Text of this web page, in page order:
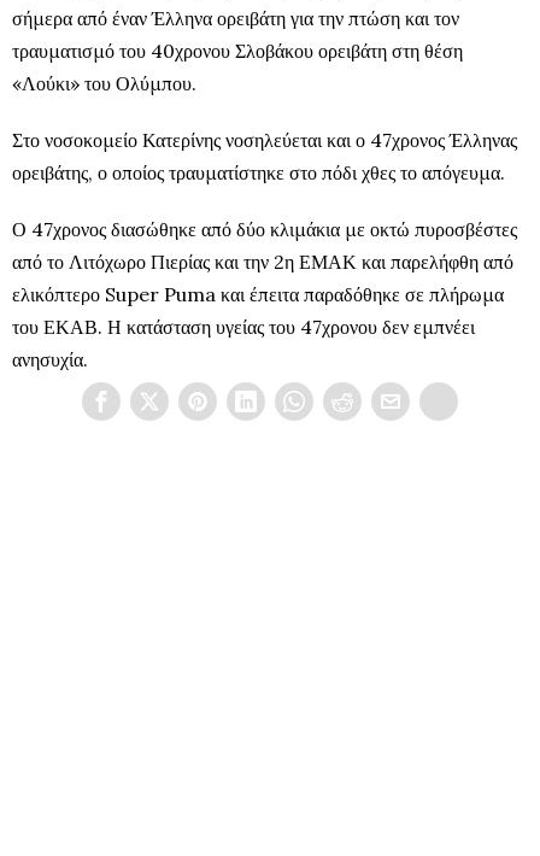
σήμερα από έναν Έλληνα ορειβάτη για την πτώση και τον
τραυματισμό του 40χρονου Σλοβάκου ορειβάτη στη θέση
«Λούκι» του Ολύμπου.
Στο νοσοκομείο Κατερίνης νοσηλεύεται και ο 47χρονος Έλληνας
ορειβάτης, ο οποίος τραυματίστηκε στο πόδι χθες το απόγευμα.
Ο 47χρονος διασώθηκε από δύο κλιμάκια με οκτώ πυροσβέστες
από το Λιτόχωρο Πιερίας και την 2η ΕΜΑΚ και παρελήφθη από
ελικόπτερο Super Puma και έπειτα παραδόθηκε σε πλήρωμα
του ΕΚΑΒ. Η κατάσταση υγείας του 47χρονου δεν εμπνέει
ανησυχία.